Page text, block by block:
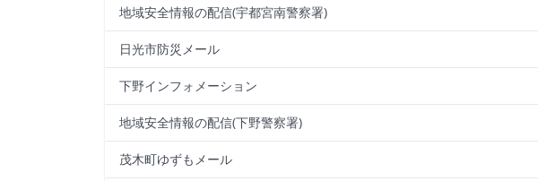
地域安全情報の配信(宇都宮南警察署)
日光市防災メール
下野インフォメーション
地域安全情報の配信(下野警察署)
茂木町ゆずもメール